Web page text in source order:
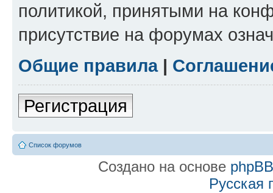
политикой, принятыми на
присутствие на форумах
Общие правила|
Регистрация
Список форумов
Создано на основе phpBB
Русская